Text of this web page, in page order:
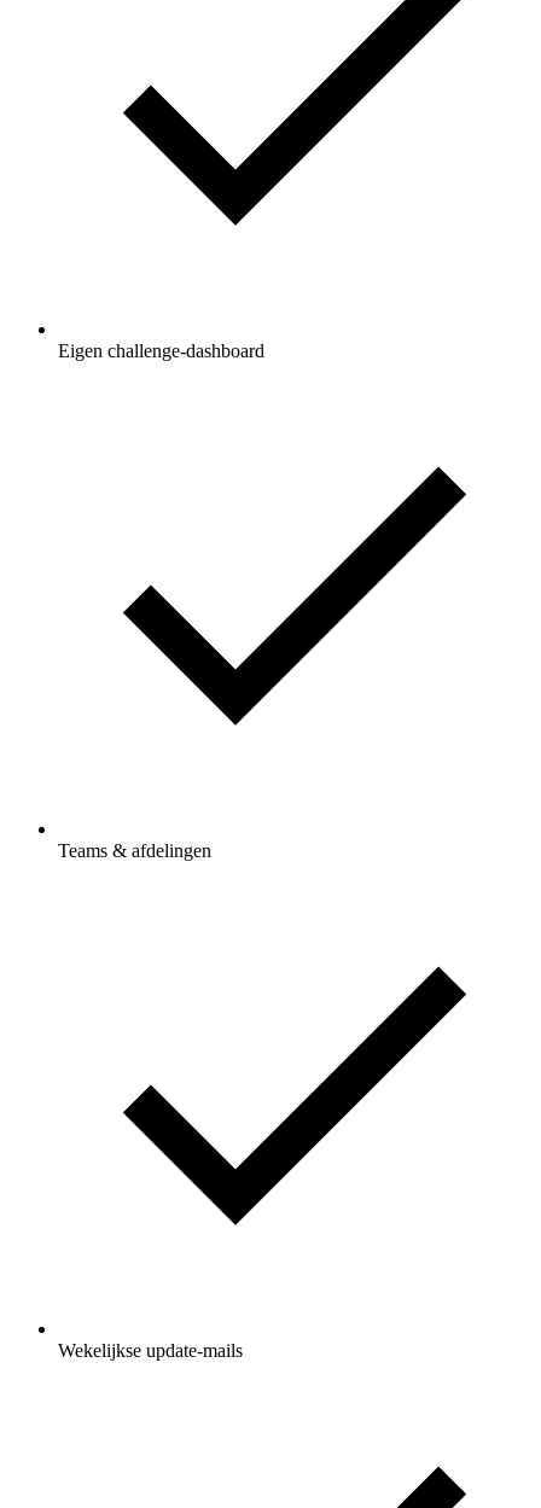
Eigen challenge-dashboard
Teams & afdelingen
Wekelijkse update-mails